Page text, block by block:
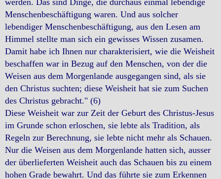
werden. Das sind Dinge, die durchaus einmal lebendige
Menschenbeschäftigung waren. Und aus solcher
lebendiger Menschenbeschäftigung, aus den Lesen am
Himmel stellte man sich ein gewisses Wissen zusamen.
Damit habe ich Ihnen nur charakterisiert, wie die Weisheit
beschaffen war in Bezug auf den Menschen, von der die
Weisen aus dem Morgenlande ausgegangen sind, als sie
den Christus suchten; diese Weisheit hat sie zum Suchen
des Christus gebracht." (6)
Diese Weisheit war zur Zeit der Geburt des Christus-Jesus
im Grunde schon erloschen, sie lebte als Tradition, als
Regeln zur Berechnung, sie lebte nicht mehr als Schauen.
Nur die Weisen aus dem Morgenlande hatten sich, ausser
der überlieferten Weisheit auch das Schauen bis zu einem
hohen Grade bewahrt. Und das führte sie zum Erkennen